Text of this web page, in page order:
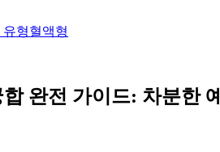
유형혈액형
완전 가이드: 차분한